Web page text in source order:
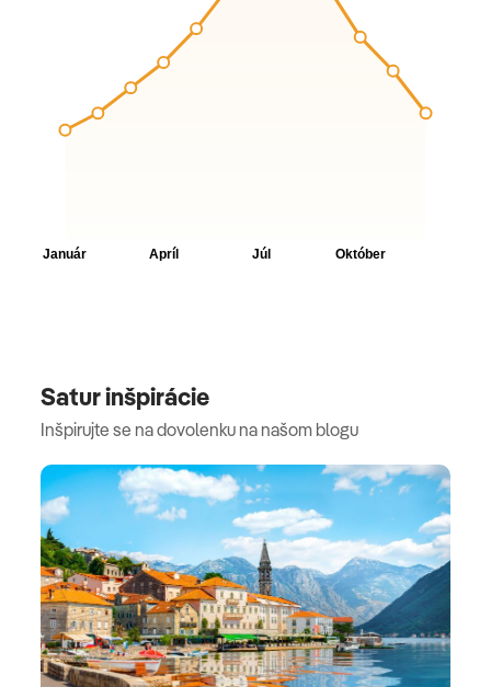
Satur inšpirácie
Inšpirujte se na dovolenku na našom blogu